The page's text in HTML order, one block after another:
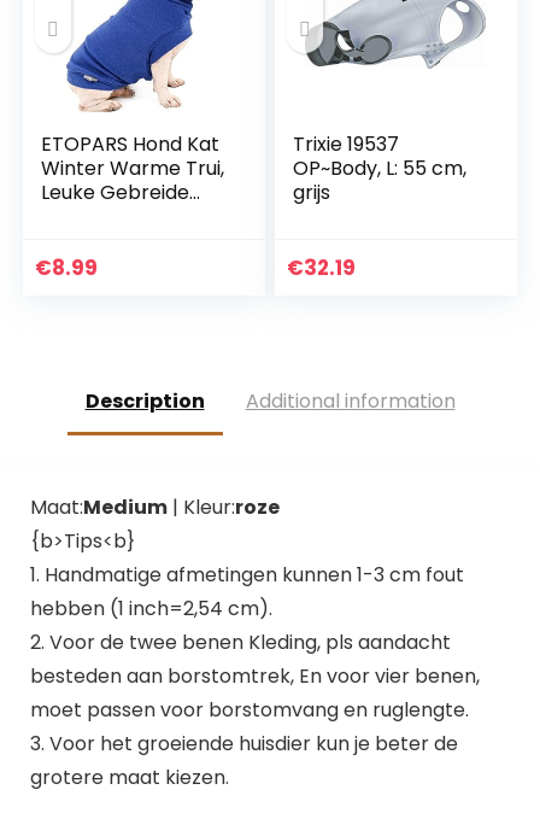
ETOPARS Hond Kat
Winter Warme Trui,
Leuke Gebreide
Lente Herfst, Pet
voor Puppy Kat
€8.99
Trixie 19537
OP~Body, L: 55 cm,
grijs
€32.19
Description Additional information
Maat:Medium| Kleur:roze
{b>Tips<b}
1. Handmatige afmetingen kunnen 1-3 cm fout
hebben (1 inch=2,54 cm).
2. Voor de twee benen Kleding, pls aandacht
besteden aan borstomtrek, En voor vier benen,
moet passen voor borstomvang en ruglengte.
3. Voor het groeiende huisdier kun je beter de
grotere maat kiezen.